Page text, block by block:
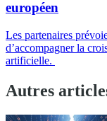
européen
Les partenaires
d’accompagner la
artificielle.
Autres